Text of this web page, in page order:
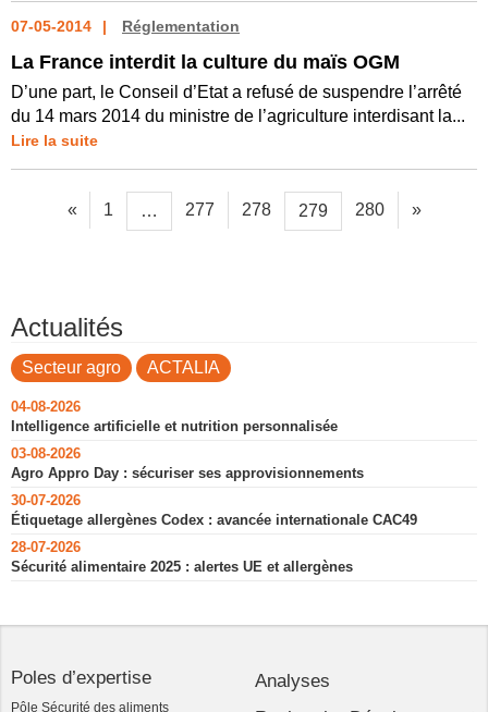
07-05-2014 Réglementation
La France interdit la culture du maïs OGM
D’une part, le Conseil d’Etat a refusé de suspendre l’arrêté
du 14 mars 2014 du ministre de l’agriculture interdisant la...
Lire la suite
« 1 … 277 278 279 280 »
Actualités
Secteur agro ACTALIA
04-08-2026
Intelligence artificielle et nutrition personnalisée
03-08-2026
Agro Appro Day : sécuriser ses approvisionnements
30-07-2026
Étiquetage allergènes Codex : avancée internationale CAC49
28-07-2026
Sécurité alimentaire 2025 : alertes UE et allergènes
Poles d’expertise
Pôle Sécurité des aliments
Analyses